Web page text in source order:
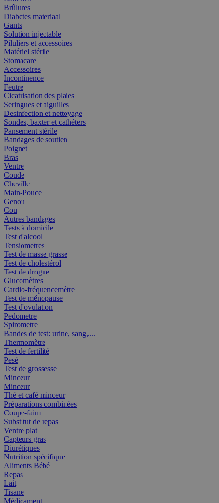
Brûlures
Diabetes materiaal
Gants
Solution injectable
Piluliers et accessoires
Matériel stérile
Stomacare
Accessoires
Incontinence
Feutre
Cicatrisation des plaies
Seringues et aiguilles
Desinfection et nettoyage
Sondes, baxter et cathéters
Pansement stérile
Bandages de soutien
Poignet
Bras
Ventre
Coude
Cheville
Main-Pouce
Genou
Cou
Autres bandages
Tests à domicile
Test d'alcool
Tensiometres
Test de masse grasse
Test de cholestérol
Test de drogue
Glucomètres
Cardio-fréquencemètre
Test de ménopause
Test d'ovulation
Pedometre
Spirometre
Bandes de test: urine, sang,....
Thermomètre
Test de fertilité
Pesé
Test de grossesse
Minceur
Minceur
Thé et café minceur
Préparations combinées
Coupe-faim
Substitut de repas
Ventre plat
Capteurs gras
Diurétiques
Nutrition spécifique
Aliments Bébé
Repas
Lait
Tisane
Médicament